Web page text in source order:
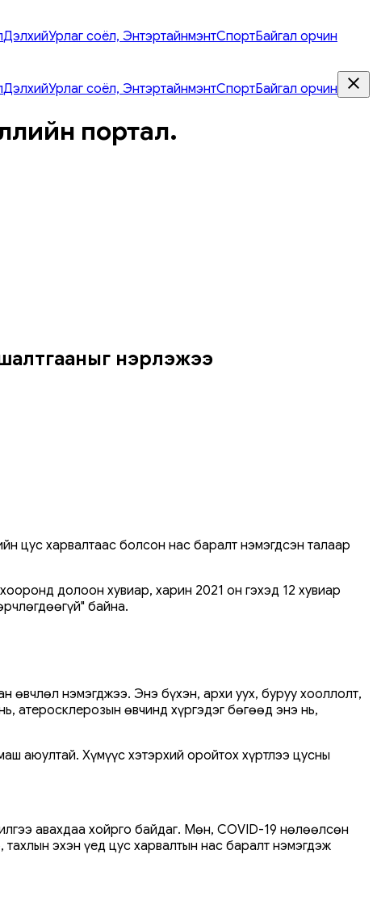
ДэлхийУрлаг соёл, ЭнтэртайнмэнтСпортБайгал орчин
ДэлхийУрлаг соёл, ЭнтэртайнмэнтСпортБайгал орчин
портал.
нэрлэжээ
цус харвалтаас болсон нас баралт нэмэгдсэн талаар
долоон хувиар, харин 2021 он гэхэд 12 хувиар
байна.
өвчлөл нэмэгджээ. Энэ бүхэн, архи уух, буруу хооллолт,
атеросклерозын өвчинд хүргэдэг бөгөөд энэ нь,
аюултай. Хүмүүс хэтэрхий оройтох хүртлээ цусны
авахдаа хойрго байдаг. Мөн, COVID-19 нөлөөлсөн
эхэн үед цус харвалтын нас баралт нэмэгдэж